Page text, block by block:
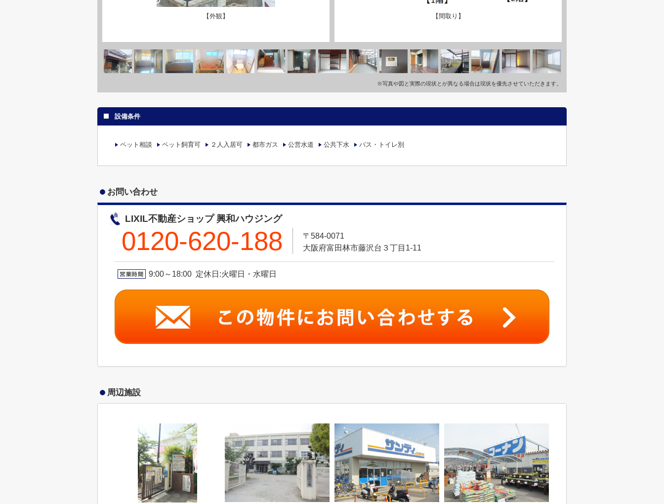
【外観】 【間取り】
※写真や図と実際の現状とが異なる場合は現状を優先させていただきます。
設備条件
ペット相談 ペット飼育可 ２人入居可 都市ガス 公営水道 公共下水 バス・トイレ別
お問い合わせ
LIXIL不動産ショップ 興和ハウジング
0120-620-188
〒584-0071
大阪府富田林市藤沢台３丁目1-11
9:00～18:00 定休日:火曜日・水曜日
周辺施設